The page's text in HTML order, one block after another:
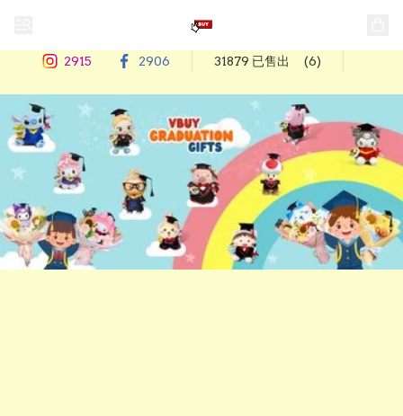
2915 2906 31879 已售出 (6)